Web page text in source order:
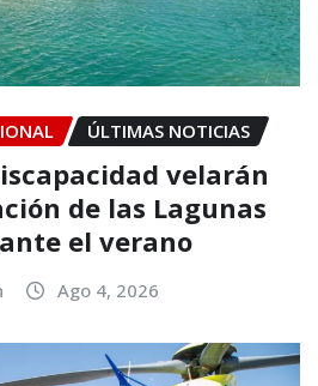
ÚLTIMAS NOTICIAS
velarán
de las Lagunas
el verano
Ago 4, 2026